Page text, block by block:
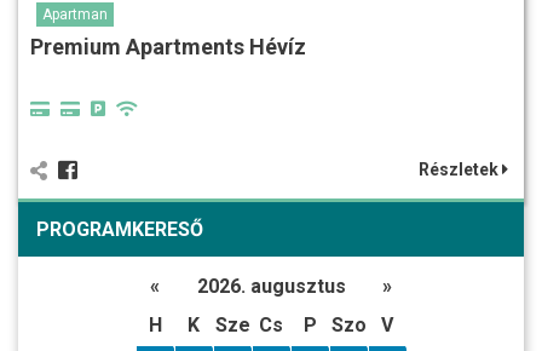
Apartman
Premium Apartments Hévíz
Részletek
PROGRAMKERESŐ
« 2026. augusztus
»
H
K Sze Cs P Szo
V